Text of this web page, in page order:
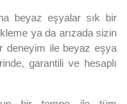
beyaz eşyalar sık bir
ya da arızada sizin
deneyim ile beyaz eşya
garantili ve hesaplı